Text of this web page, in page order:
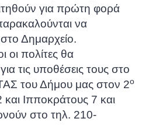
για πρώτη φορά
να
Δημαρχείο.
οι πολίτες θα
τις υποθέσεις τους στο
του Δήμου μας στον 2ο
και Ιπποκράτους 7 και
στο τηλ. 210-